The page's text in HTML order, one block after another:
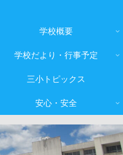
学校概要
学校だより・行事予定
三小トピックス
安心・安全